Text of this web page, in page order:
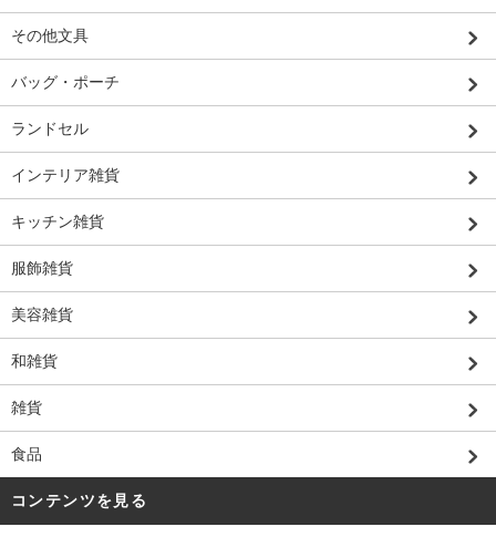
その他文具
バッグ・ポーチ
ランドセル
インテリア雑貨
キッチン雑貨
服飾雑貨
美容雑貨
和雑貨
雑貨
食品
コンテンツを見る